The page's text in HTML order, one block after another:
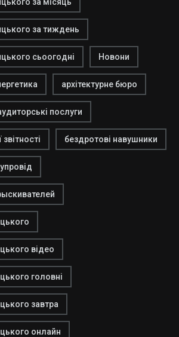
за тиждень
сьоогодні Новони
архітектурне бюро
послуги
бездротові навушники
відео
головні
завтра
онлайн